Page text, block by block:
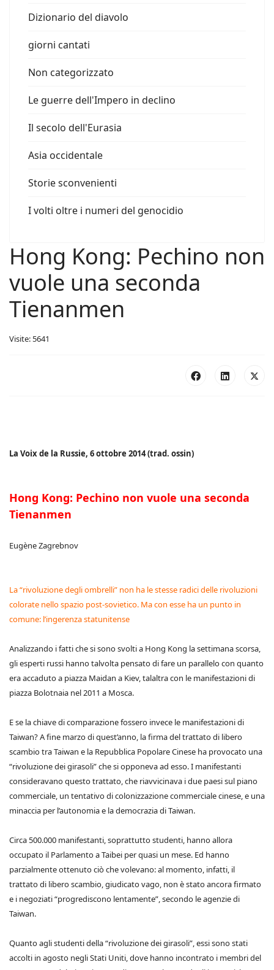
Dizionario del diavolo
giorni cantati
Non categorizzato
Le guerre dell'Impero in declino
Il secolo dell'Eurasia
Asia occidentale
Storie sconvenienti
I volti oltre i numeri del genocidio
Hong Kong: Pechino non
vuole una seconda
Tienanmen
Visite: 5641
La Voix de la Russie, 6 ottobre 2014 (trad. ossin)
Hong Kong: Pechino non vuole una seconda
Tienanmen
Eugène Zagrebnov
La “rivoluzione degli ombrelli” non ha le stesse radici delle rivoluzioni
colorate nello spazio post-sovietico. Ma con esse ha un punto in
comune: l’ingerenza statunitense
Analizzando i fatti che si sono svolti a Hong Kong la settimana scorsa,
gli esperti russi hanno talvolta pensato di fare un parallelo con quanto
era accaduto a piazza Maidan a Kiev, talaltra con le manifestazioni di
piazza Bolotnaia nel 2011 a Mosca.
E se la chiave di comparazione fossero invece le manifestazioni di
Taiwan? A fine marzo di quest’anno, la firma del trattato di libero
scambio tra Taiwan e la Repubblica Popolare Cinese ha provocato una
“rivoluzione dei girasoli” che si opponeva ad esso. I manifestanti
consideravano questo trattato, che riavvicinava i due paesi sul piano
commerciale, un tentativo di colonizzazione commerciale cinese, e una
minaccia per l’autonomia e la democrazia di Taiwan.
Circa 500.000 manifestanti, soprattutto studenti, hanno allora
occupato il Parlamento a Taibei per quasi un mese. Ed hanno
parzialmente ottenuto ciò che volevano: al momento, infatti, il
trattato di libero scambio, giudicato vago, non è stato ancora firmato
e i negoziati “progrediscono lentamente”, secondo le agenzie di
Taiwan.
Quanto agli studenti della “rivoluzione dei girasoli”, essi sono stati
accolti in agosto negli Stati Uniti, dove hanno incontrato i membri del